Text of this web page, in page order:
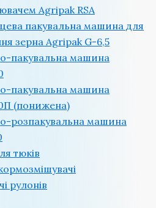
Agripak RSA
пакувальна машина для
зерна Agripak G-6,5
пакувальна машина
пакувальна машина
(понижена)
розпакувальна машина
тюків
рулонів